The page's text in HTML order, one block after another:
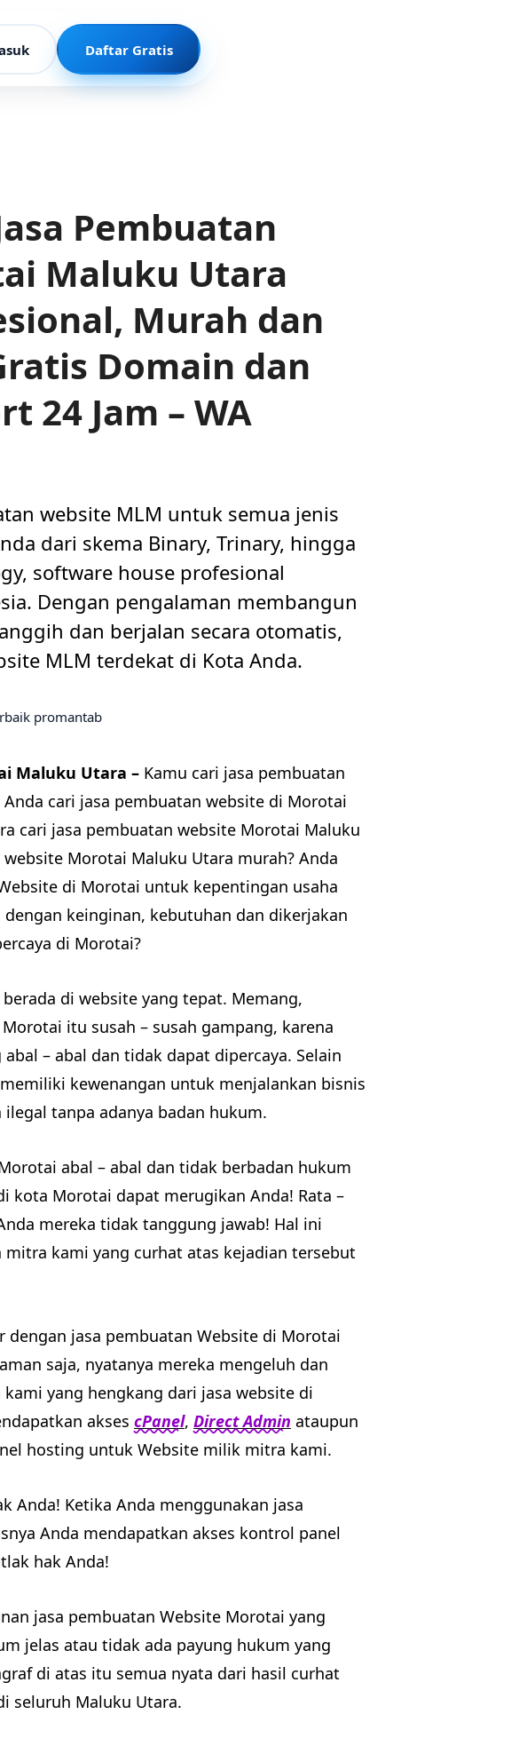
Daftar Gratis
Pembuatan
Maluku Utara
Murah dan
Domain dan
24 Jam – WA
website MLM untuk semua jenis
dari skema Binary, Trinary, hingga
software house profesional
Dengan pengalaman membangun
dan berjalan secara otomatis,
MLM terdekat di Kota Anda.
Maluku Utara – Kamu cari jasa pembuatan
cari jasa pembuatan website di Morotai
cari jasa pembuatan website Morotai Maluku
Morotai Maluku Utara murah? Anda
di Morotai untuk kepentingan usaha
keinginan, kebutuhan dan dikerjakan
di Morotai?
berada di website yang tepat. Memang,
itu susah – susah gampang, karena
– abal dan tidak dapat dipercaya. Selain
kewenangan untuk menjalankan bisnis
tanpa adanya badan hukum.
abal – abal dan tidak berbadan hukum
kota Morotai dapat merugikan Anda! Rata –
mereka tidak tanggung jawab! Hal ini
kami yang curhat atas kejadian tersebut
jasa pembuatan Website di Morotai
saja, nyatanya mereka mengeluh dan
yang hengkang dari jasa website di
akses cPanel, Direct Admin ataupun
hosting untuk Website milik mitra kami.
Anda! Ketika Anda menggunakan jasa
Anda mendapatkan akses kontrol panel
hak Anda!
jasa pembuatan Website Morotai yang
jelas atau tidak ada payung hukum yang
di atas itu semua nyata dari hasil curhat
seluruh Maluku Utara.